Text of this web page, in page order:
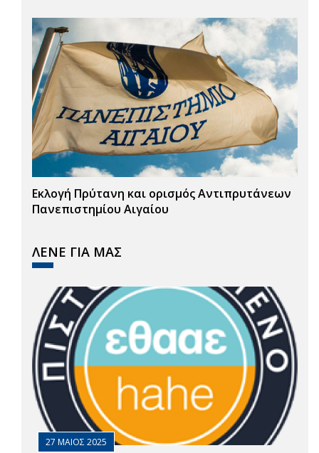
Εκλογή Πρύτανη και ορισμός Αντιπρυτάνεων
Πανεπιστημίου Αιγαίου
ΛΕΝΕ ΓΙΑ ΜΑΣ
27 ΜΑΙΟΣ 2025